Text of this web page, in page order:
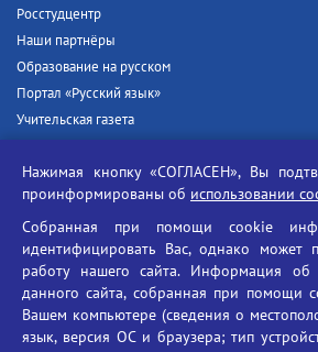
Росстудцентр
Наши партнёры
Образование на русском
Портал «Русский язык»
Учительская газета
Единый портал государственных услуг
Противодействие угрозам информационной
Социальные ролики - Генеральная прокуратура
Противодействие коррупции
БГУ против наркотиков
Нажимая кнопку «СОГЛАСЕН», Вы
проинформированы об использовании
Собранная при помощи cookie
идентифицировать Вас, однако может
работу нашего сайта. Информация об
данного сайта, собранная при помощи
Вашем компьютере (сведения о
язык, версия ОС и браузера; тип